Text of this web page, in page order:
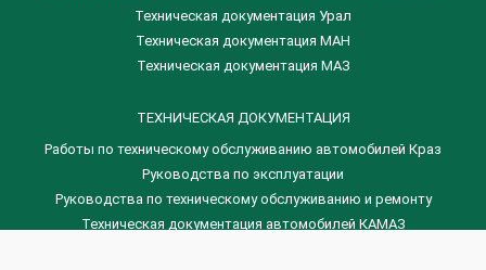
Техническая документация Урал
Техническая документация МАН
Техническая документация МАЗ
ТЕХНИЧЕСКАЯ ДОКУМЕНТАЦИЯ
Работы по техническому обслуживанию автомобилей Краз
Руководства по эксплуатации
Руководства по техническому обслуживанию и ремонту
Техническая документация автомобилей КАМАЗ